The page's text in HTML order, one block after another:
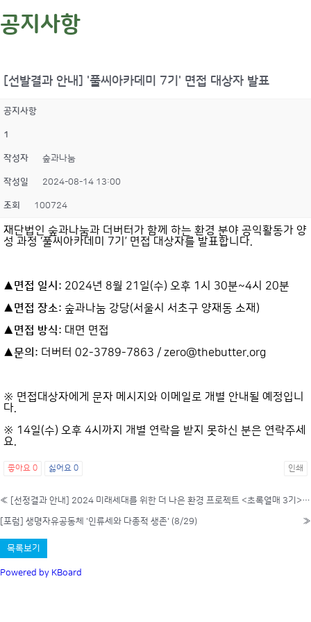
공지사항
[선발결과 안내] '풀씨아카데미 7기' 면접 대상자 발표
공지사항
1
작성자 숲과나눔
작성일 2024-08-14 13:00
조회 100724
재단법인 숲과나눔과 더버터가 함께 하는 환경 분야 공익활동가 양
성 과정 ‘풀씨아카데미 7기’ 면접 대상자를 발표합니다.
▲면접 일시: 2024년 8월 21일(수) 오후 1시 30분~4시 20분
▲면접 장소: 숲과나눔 강당(서울시 서초구 양재동 소재)
▲면접 방식: 대면 면접
▲문의: 더버터 02-3789-7863 / zero@thebutter.org
※ 면접대상자에게 문자 메시지와 이메일로 개별 안내될 예정입니
다.
※ 14일(수) 오후 4시까지 개별 연락을 받지 못하신 분은 연락주세
요.
좋아요 0 싫어요 0 인쇄
« [선정결과 안내] 2024 미래세대를 위한 더 나은 환경 프로젝트 <초록열매 3기> 선정결과
[포럼] 생명자유공동체 '인류세와 다종적 생존' (8/29) »
목록보기
Powered by KBoard